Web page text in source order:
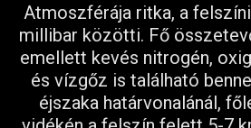
Atmoszférája ritka, a
millibar közötti. Fő
emellett kevés nitrogén,
és vízgőz is található
éjszaka határvonalánál,